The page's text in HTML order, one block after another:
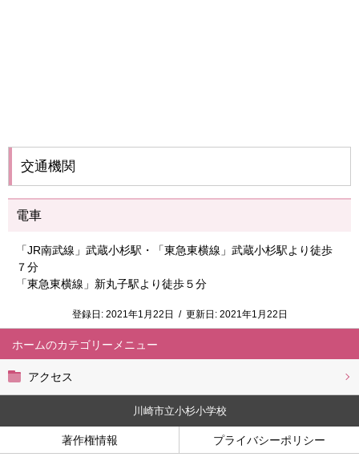
ホーム
アクセス
交通機関
電車
「JR南武線」武蔵小杉駅・「東急東横線」武蔵小杉駅より徒歩
７分
「東急東横線」新丸子駅より徒歩５分
登録日: 2021年1月22日 / 更新日: 2021年1月22日
川崎市立小杉小学校
著作権情報 プライバシーポリシー